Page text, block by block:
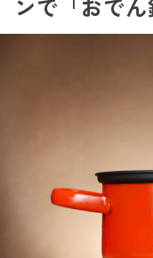
ンで「おで